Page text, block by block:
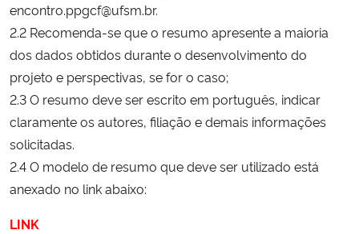
encontro.ppgcf@ufsm.br.
2.2 Recomenda-se que o resumo apresente a maioria
dos dados obtidos durante o desenvolvimento do
projeto e perspectivas, se for o caso;
2.3 O resumo deve ser escrito em português, indicar
claramente os autores, filiação e demais informações
solicitadas.
2.4 O modelo de resumo que deve ser utilizado está
anexado no link abaixo:
LINK